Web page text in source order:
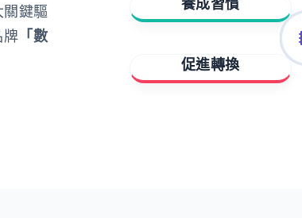
鍵驅
牌 「數
養成習慣
促進轉換